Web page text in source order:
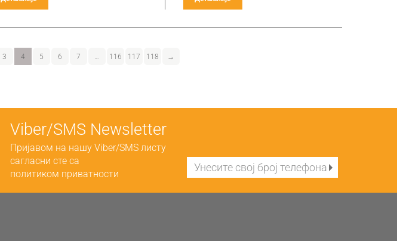
3 4 5 6 7 … 116 117 118 →
Viber/SMS Newsletter
Пријавом на нашу Viber/SMS листу
сагласни сте са
политиком приватности